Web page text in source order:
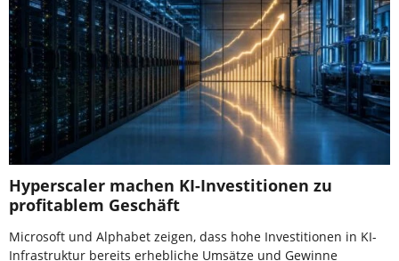
Hyperscaler machen KI-Investitionen zu
profitablem Geschäft
Microsoft und Alphabet zeigen, dass hohe Investitionen in KI-
Infrastruktur bereits erhebliche Umsätze und Gewinne